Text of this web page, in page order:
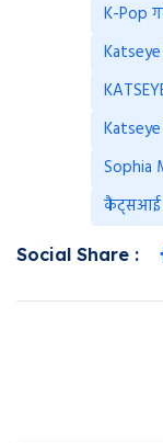
K-Pop
Katseye
Sophia
कैट्सआई
Social Share :